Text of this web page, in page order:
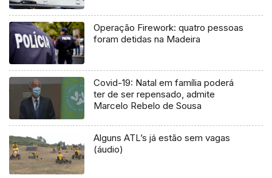
Operação Firework: quatro pessoas
foram detidas na Madeira
Covid-19: Natal em família poderá
ter de ser repensado, admite
Marcelo Rebelo de Sousa
Alguns ATL’s já estão sem vagas
(áudio)